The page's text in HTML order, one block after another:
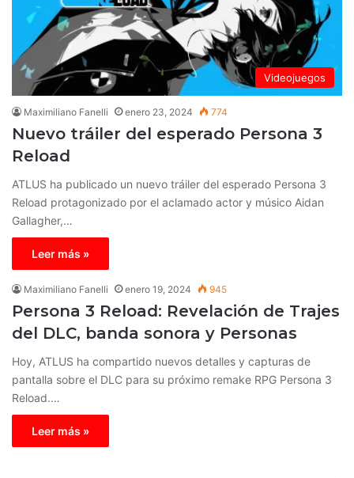
Videojuegos
Maximiliano Fanelli enero 23, 2024 774
Nuevo tráiler del esperado Persona 3
Reload
ATLUS ha publicado un nuevo tráiler del esperado Persona 3
Reload protagonizado por el aclamado actor y músico Aidan
Gallagher,…
Leer más »
Maximiliano Fanelli enero 19, 2024 945
Persona 3 Reload: Revelación de Trajes
del DLC, banda sonora y Personas
Hoy, ATLUS ha compartido nuevos detalles y capturas de
pantalla sobre el DLC para su próximo remake RPG Persona 3
Reload.…
Leer más »